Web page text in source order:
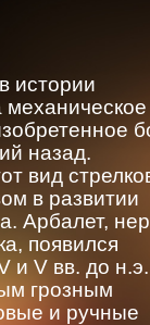
истории
механическое
назад.
вид
в развитии
Арбалет,
появился
и V вв. до
грозным
и ручные